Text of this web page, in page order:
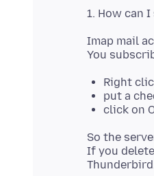
Imap mail
Right
put a
click on
So the
If you